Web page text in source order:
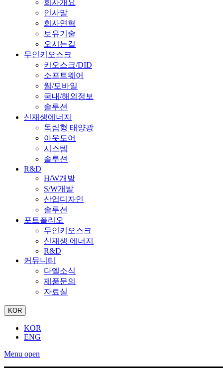
회사개요
인사말
회사연혁
보유기술
오시는길
무인키오스크
키오스크/DID
소프트웨어
웹/모바일
국내/해외정보
솔루션
신재생에너지
독립형 태양광
아웃도어
시스템
솔루션
R&D
H/W개발
S/W개발
산업디자인
솔루션
포트폴리오
무인키오스크
신재생 에너지
R&D
커뮤니티
다엘소식
제품문의
자료실
KOR
KOR
ENG
Menu open